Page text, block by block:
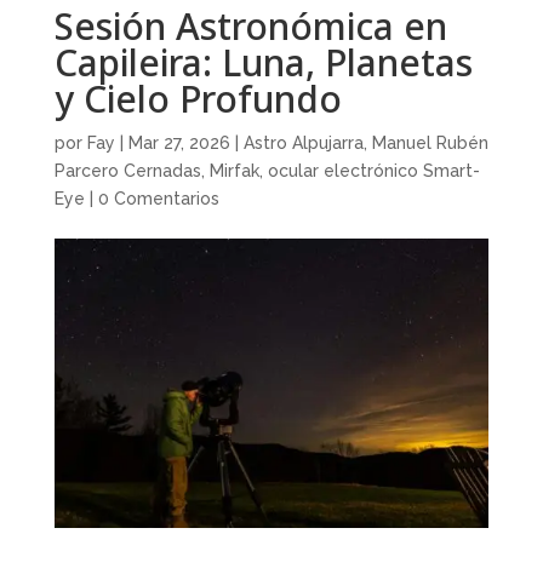
Sesión Astronómica en
Capileira: Luna, Planetas
y Cielo Profundo
por Fay Mar 27, 2026 Astro Alpujarra, Manuel Rubén
Parcero Cernadas
Mirfak, ocular electrónico Smart-
Eye
0 Comentarios